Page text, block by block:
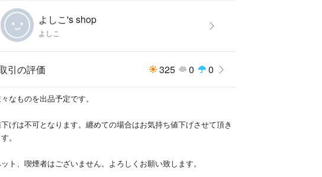
よしこ's shop
よしこ
引の評価 325 0 0
なものを出品予定です。
げは不可となります。纏めての場合はお気持ち値下げさせて頂き
。
ト、喫煙者はございません。よろしくお願い致します。